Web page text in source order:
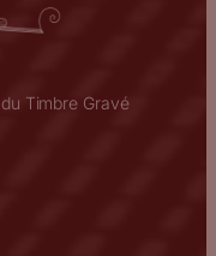
Timbre Gravé